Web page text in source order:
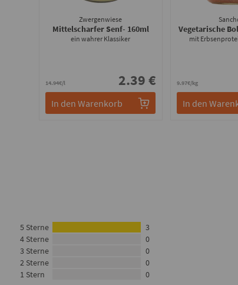
Zwergenwiese
Mittelscharfer Senf- 160ml
ein wahrer Klassiker
14.94€/l 2.39 €
In den Warenkorb
Vegetarische
mit
9.97€/kg
In den
5 Sterne
3
4 Sterne
0
3 Sterne
0
2 Sterne
0
1 Stern
0